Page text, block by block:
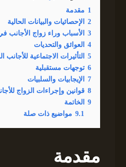
1 مقدمة
2
الإحصائيات والبيانات الحالية
3
الأسباب وراء زواج الأجانب
4
العوائق والتحديات
5
التأثيرات الاجتماعية
6 توجهات مستقبلية
7
الإيجابيات والسلبيات
8 قوانين وإجراءات الزواج
9
الخاتمة
9.1 مواضيع ذات صلة
مقدمة